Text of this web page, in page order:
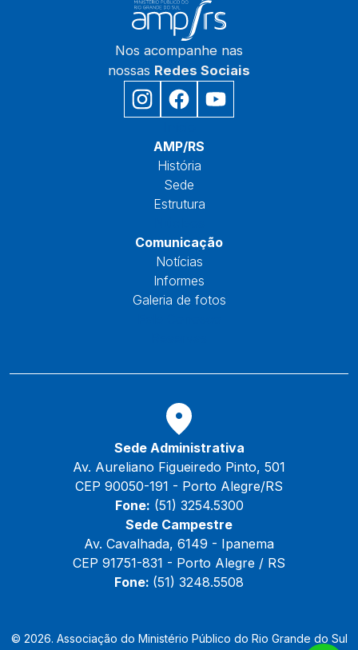
Nos acompanhe nas
nossas Redes Sociais
AMP/RS
História
Sede
Estrutura
Comunicação
Notícias
Informes
Galeria de fotos
Sede Administrativa
Av. Aureliano Figueiredo Pinto, 501
CEP 90050-191 - Porto Alegre/RS
Fone: (51) 3254.5300
Sede Campestre
Av. Cavalhada, 6149 - Ipanema
CEP 91751-831 - Porto Alegre / RS
Fone: (51) 3248.5508
© 2026. Associação do Ministério Público do Rio Grande do Sul